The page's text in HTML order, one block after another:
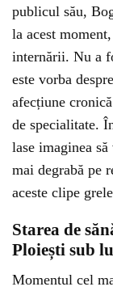
publicul său,
la acest
internării. Nu a
este vorba
afecțiune
de specialitate.
lase imaginea
mai degrabă pe
aceste clipe
Starea de
Ploiești sub
Momentul cel